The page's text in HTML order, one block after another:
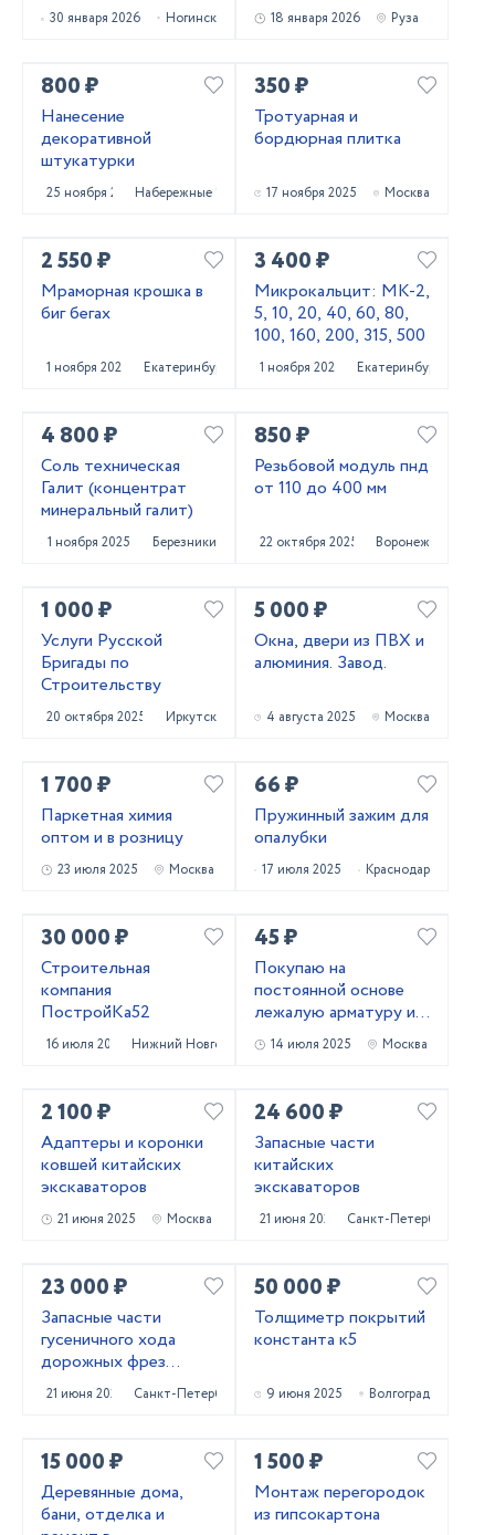
30 января 2026 Ногинск 18 января 2026 Руза
800 ₽
Нанесение
декоративной
штукатурки
25 ноября 2025Набережные Челны
350 ₽
Тротуарная и
бордюрная плитка
17 ноября 2025 Москва
2 550 ₽
Мраморная крошка в
биг бегах
1 ноября 2025 Екатеринбург
3 400 ₽
Микрокальцит: МК-2,
5, 10, 20, 40, 60, 80,
100, 160, 200, 315, 500
1 ноября 2025 Екатеринбург
4 800 ₽
Соль техническая
Галит (концентрат
минеральный галит)
1 ноября 2025 Березники
850 ₽
Резьбовой модуль пнд
от 110 до 400 мм
22 октября 2025 Воронеж
1 000 ₽
Услуги Русской
Бригады по
Строительству
20 октября 2025 Иркутск
5 000 ₽
Окна, двери из ПВХ и
алюминия. Завод.
4 августа 2025 Москва
1 700 ₽
Паркетная химия
оптом и в розницу
23 июля 2025 Москва
66 ₽
Пружинный зажим для
опалубки
17 июля 2025 Краснодар
30 000 ₽
Строительная
компания
ПостройКа52
16 июля 2025 Нижний Новгород
45 ₽
Покупаю на
постоянной основе
лежалую арматуру и
металлопрокат!
Самовывоз
14 июля 2025 Москва
2 100 ₽
Адаптеры и коронки
ковшей китайских
экскаваторов
21 июня 2025 Москва
24 600 ₽
Запасные части
китайских
экскаваторов
21 июня 2025 Санкт-Петербург
23 000 ₽
Запасные части
гусеничного хода
дорожных фрез
Caterpillar PM620
21 июня 2025 Санкт-Петербург
50 000 ₽
Толщиметр покрытий
константа к5
9 июня 2025 Волгоград
15 000 ₽
Деревянные дома,
бани, отделка и
1 500 ₽
Монтаж перегородок
из гипсокартона